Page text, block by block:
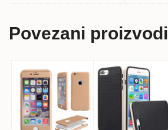
Povezani proizvodi